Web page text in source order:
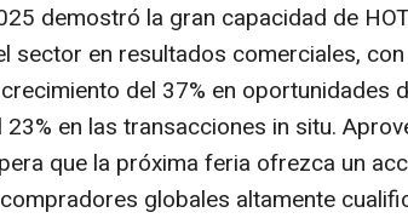
demostró la gran capacidad de
sector en resultados comerciales,
del 37% en oportunidades
en las transacciones in situ.
que la próxima feria ofrezca un
globales altamente